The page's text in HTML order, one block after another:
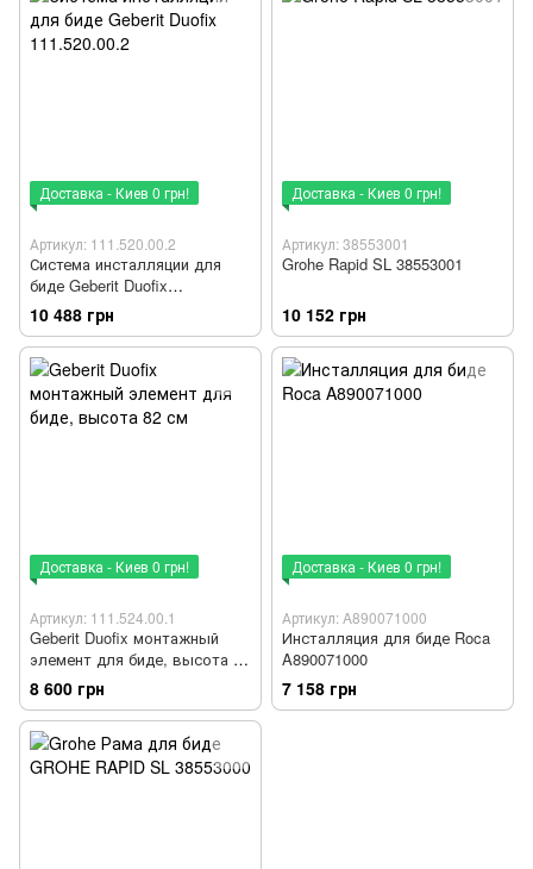
Доставка - Киев 0 грн!
Артикул: 111.520.00.2
Система инсталляции для
биде Geberit Duofix
111.520.00.2
10 488 грн
Доставка - Киев 0 грн!
Артикул: 38553001
Grohe Rapid SL 38553001
10 152 грн
Доставка - Киев 0 грн!
Артикул: 111.524.00.1
Geberit Duofix монтажный
элемент для биде, высота 82
см
8 600 грн
Доставка - Киев 0 грн!
Артикул: A890071000
Инсталляция для биде Roca
A890071000
7 158 грн